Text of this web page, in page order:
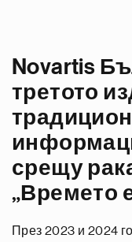
Novartis
третото
срещу
„Времето
През 2023 и 2024